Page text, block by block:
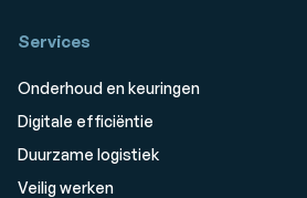
Services
Onderhoud en keuringen
Digitale efficiëntie
Duurzame logistiek
Veilig werken